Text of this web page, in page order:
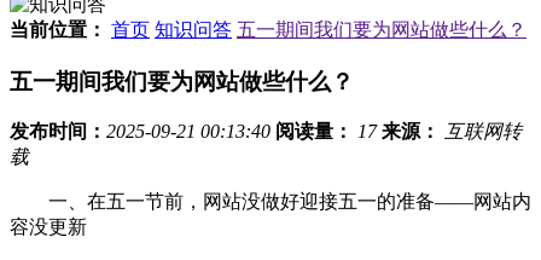
当前位置： 首页 知识问答 五一期间我们要为网站做些什么？
五一期间我们要为网站做些什么？
发布时间： 2025-09-21 00:13:40 阅读量： 17 来源： 互联网转
载
一、在五一节前，网站没做好迎接五一的准备――网站内
容没更新